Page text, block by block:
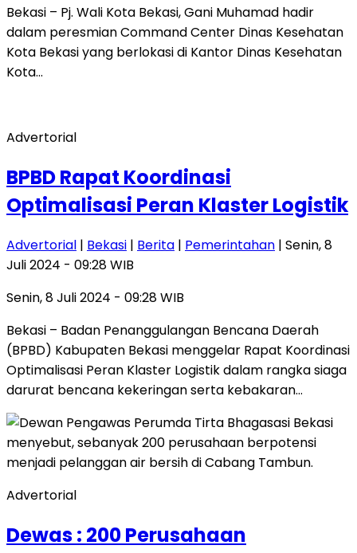
Bekasi – Pj. Wali Kota Bekasi, Gani Muhamad hadir
dalam peresmian Command Center Dinas Kesehatan
Kota Bekasi yang berlokasi di Kantor Dinas Kesehatan
Kota…
Advertorial
BPBD Rapat Koordinasi
Optimalisasi Peran Klaster Logistik
Advertorial | Bekasi | Berita | Pemerintahan | Senin, 8
Juli 2024 - 09:28 WIB
Senin, 8 Juli 2024 - 09:28 WIB
Bekasi – Badan Penanggulangan Bencana Daerah
(BPBD) Kabupaten Bekasi menggelar Rapat Koordinasi
Optimalisasi Peran Klaster Logistik dalam rangka siaga
darurat bencana kekeringan serta kebakaran…
Advertorial
Dewas : 200 Perusahaan